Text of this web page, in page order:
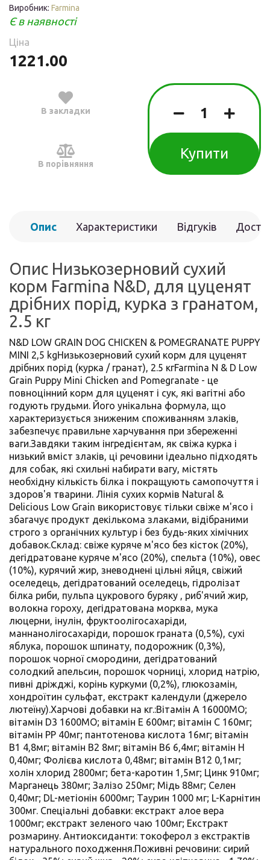
Виробник: Farmina
Є в наявності
Ціна
1221.00
В закладки
В порівняння
Купити
Опис Характеристики Відгуків
Опис Низькозерновий сухий
корм Farmina N&D, для цуценят
дрібних порід, курка з гранатом,
2.5 кг
N&D LOW GRAIN DOG CHICKEN & POMEGRANATE PUPPY
MINI 2,5 kgНизькозерновий сухий корм для цуценят
дрібних порід (курка / гранат), 2.5 кгFarmina N & D Low
Grain Puppy Mini Chicken and Pomegranate - це
повноцінний корм для цуценят і сук, які вагітні або
годують грудьми. Його унікальна формула, що
характеризується зниженим споживанням злаків,
забезпечує правильне харчування при збереженні
ваги.Завдяки таким інгредієнтам, як свіжа курка і
низький вміст злаків, ці речовини ідеально підходять
для собак, які схильні набирати вагу, містять
необхідну кількість білка і покращують самопочуття і
здоров'я тварини. Лінія сухих кормів Natural &
Delicious Low Grain використовує тільки свіже м'ясо і
збагачує продукт декількома злаками, відібраними
строго з органічних культур і без будь-яких хімічних
добавок.Склад: свіже куряче м'ясо без кісток (20%),
дегідратоване куряче м'ясо (20%), спельта (10%), овес
(10%), курячий жир, зневоднені цільні яйця, свіжий
оселедець, дегідратований оселедець, гідролізат
білка риби, пульпа цукрового буряку , риб'ячий жир,
волокна гороху, дегідратована морква, мукa
люцерни, інулін, фруктоолігосахаріди,
маннанолігосахаріди, порошок граната (0,5%), сухі
яблука, порошок шпинату, подорожник (0,3%),
порошок чорної смородини, дегідратований
солодкий апельсин, порошок чорниці, хлорид натрію,
пивні дріжджі, корінь куркуми (0,2%), глюкозамін,
хондроїтин сульфат, екстракт календули (джерело
лютеїну).Харчові добавки на кг.:Вітамін А 16000MО;
вітамін D3 1600MО; вітамін Е 600мг; вітамін С 160мг;
вітамін PP 40мг; пантотенова кислота 16мг; вітамін
B1 4,8мг; вітамін В2 8мг; вітамін В6 6,4мг; вітамін H
0,40мг; Фолієва кислота 0,48мг; вітамін B12 0,1мг;
холін хлорид 2800мг; бета-каротин 1,5мг; Цинк 910мг;
Марганець 380мг; Залізо 250мг; Мідь 88мг; Селен
0,40мг; DL-метіонін 6000мг; Таурин 1000 мг; L-Карнітин
300мг. Спеціальні добавки: екстракт алое вера
1000мг; екстракт зеленого чаю 100мг; Екстракт
розмарину. Антиоксиданти: токоферол з екстрактів
натурального походження.Поживні речовини: сирий